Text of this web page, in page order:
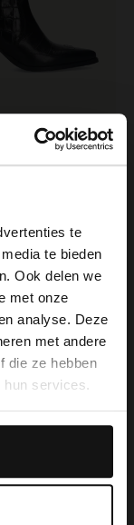
te
te bieden
Ook delen we
met onze
analyse. Deze
met andere
die ze hebben
services.
Schwarze Lederstiefeletten mit Absatz und Krokomuster
×
Would